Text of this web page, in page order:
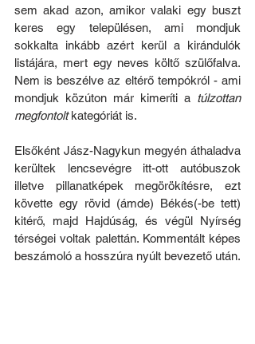
sem akad azon, amikor valaki egy buszt
keres egy településen, ami mondjuk
sokkalta inkább azért kerül a kirándulók
listájára, mert egy neves költő szülőfalva.
Nem is beszélve az eltérő tempókról - ami
mondjuk közúton már kimeríti a túlzottan
megfontolt kategóriát is.
Elsőként Jász-Nagykun megyén áthaladva
kerültek lencsevégre itt-ott autóbuszok
illetve pillanatképek megörökítésre, ezt
követte egy rövid (ámde) Békés(-be tett)
kitérő, majd Hajdúság, és végül Nyírség
térségei voltak palettán. Kommentált képes
beszámoló a hosszúra nyúlt bevezető után.